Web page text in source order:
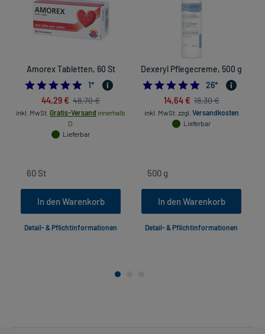
Amorex Tabletten, 60 St
5.0
1*
44,29 € 48,70 €
inkl. MwSt. Gratis-Versand innerhalb
D.
Lieferbar
In den Warenkorb
Detail- & Pflichtinformationen
Dexeryl Pflegecreme, 500 g
5.0
26*
14,64 € 18,30 €
inkl. MwSt. zzgl. Versandkosten
Lieferbar
In den Warenkorb
Detail- & Pflichtinformationen